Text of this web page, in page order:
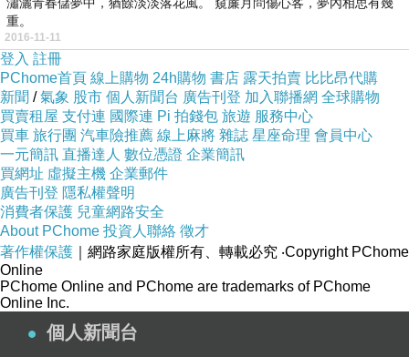
重。
2016-11-11
登入 註冊
PChome首頁 線上購物 24h購物 書店 露天拍賣 比比昂代購
新聞 /氣象 股市 個人新聞台 廣告刊登 加入聯播網 全球購物
買賣租屋 支付連 國際連 Pi 拍錢包 旅遊 服務中心
買車 旅行團 汽車險推薦 線上麻將 雜誌 星座命理 會員中心
一元簡訊 直播達人 數位憑證 企業簡訊
買網址 虛擬主機 企業郵件
廣告刊登 隱私權聲明
消費者保護 兒童網路安全
About PChome 投資人聯絡 徵才
著作權保護 ｜網路家庭版權所有、轉載必究 ‧Copyright PChome
Online
PChome Online and PChome are trademarks of PChome
Online Inc.
個人新聞台